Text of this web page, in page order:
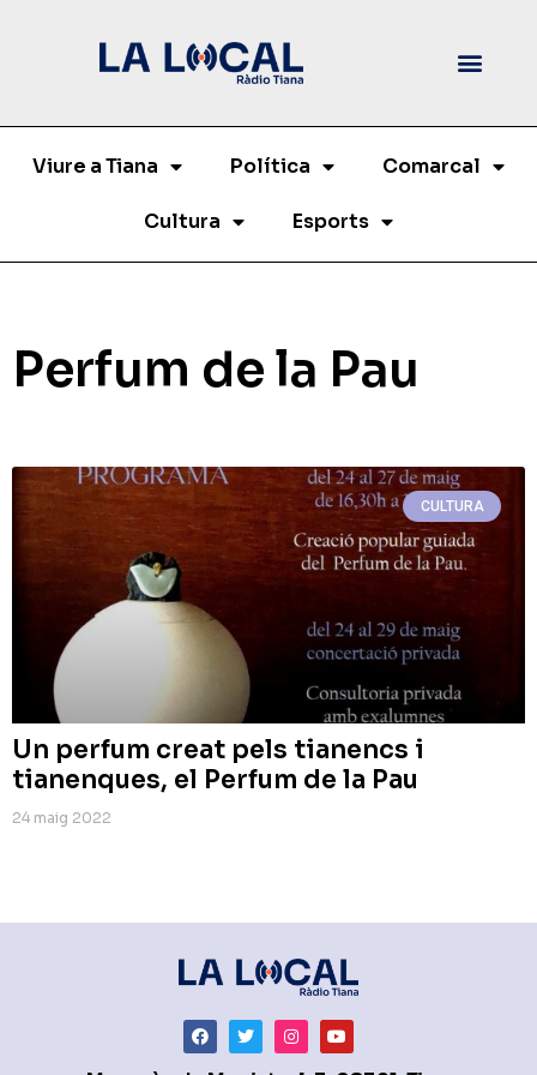
Viure a Tiana Política Comarcal
Cultura Esports
Perfum de la Pau
CULTURA
Un perfum creat pels tianencs i
tianenques, el Perfum de la Pau
24 maig 2022